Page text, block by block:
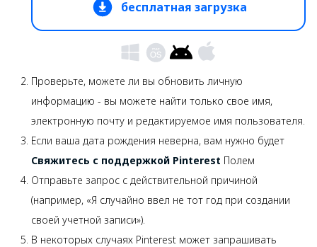
бесплатная загрузка
Проверьте, можете ли вы обновить личную
информацию - вы можете найти только свое имя,
электронную почту и редактируемое имя пользователя.
Если ваша дата рождения неверна, вам нужно будет
Свяжитесь с поддержкой Pinterest Полем
Отправьте запрос с действительной причиной
(например, «Я случайно ввел не тот год при создании
своей учетной записи»).
В некоторых случаях Pinterest может запрашивать